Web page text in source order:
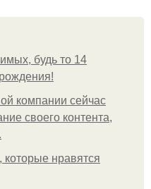
будь то 14
компании сейчас
своего контента,
нравятся